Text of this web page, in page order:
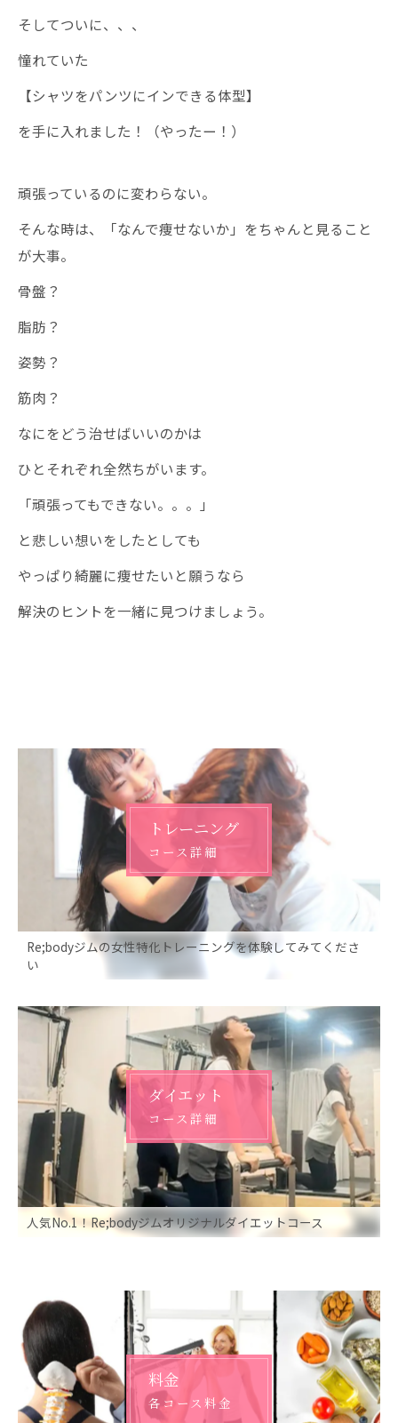
そしてついに、、、
憧れていた
【シャツをパンツにインできる体型】
を手に入れました！（やったー！）
頑張っているのに変わらない。
そんな時は、「なんで痩せないか」をちゃんと見ること
が大事。
骨盤？
脂肪？
姿勢？
筋肉？
なにをどう治せばいいのかは
ひとそれぞれ全然ちがいます。
「頑張ってもできない。。。」
と悲しい想いをしたとしても
やっぱり綺麗に痩せたいと願うなら
解決のヒントを一緒に見つけましょう。
トレーニング
コース詳細
Re;bodyジムの女性特化トレーニングを体験してみてくださ
い
ダイエット
コース詳細
人気No.1！Re;bodyジムオリジナルダイエットコース
料金
各コース料金